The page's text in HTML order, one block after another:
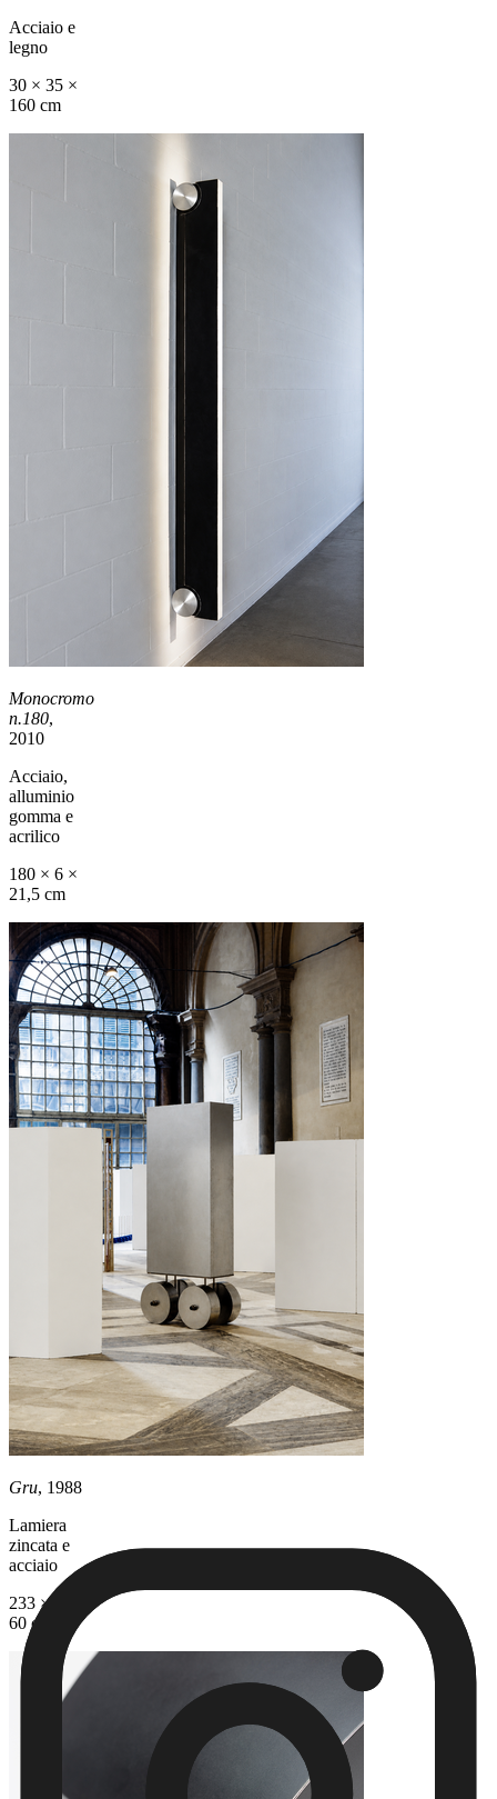
Acciaio e
legno
30 × 35 ×
160 cm
Monocromo
n.180,
2010
Acciaio,
alluminio
gomma e
acrilico
180 × 6 ×
21,5 cm
Gru, 1988
Lamiera
zincata e
acciaio
233 × 90 ×
60 cm